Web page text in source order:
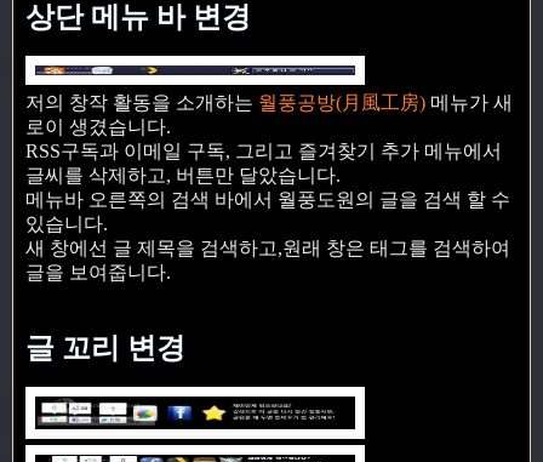
상단 메뉴 바 변경
저의 창작 활동을 소개하는 월풍공방(月風工房) 메뉴가 새
로이 생겼습니다.
RSS구독과 이메일 구독, 그리고 즐겨찾기 추가 메뉴에서
글씨를 삭제하고, 버튼만 달았습니다.
메뉴바 오른쪽의 검색 바에서 월풍도원의 글을 검색 할 수
있습니다.
새 창에선 글 제목을 검색하고,원래 창은 태그를 검색하여
글을 보여줍니다.
글 꼬리 변경